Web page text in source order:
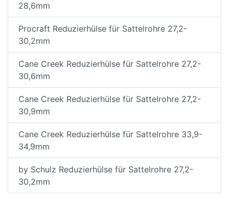
28,6mm
Procraft Reduzierhülse für Sattelrohre 27,2-
30,2mm
Cane Creek Reduzierhülse für Sattelrohre 27,2-
30,6mm
Cane Creek Reduzierhülse für Sattelrohre 27,2-
30,9mm
Cane Creek Reduzierhülse für Sattelrohre 33,9-
34,9mm
by Schulz Reduzierhülse für Sattelrohre 27,2-
30,2mm